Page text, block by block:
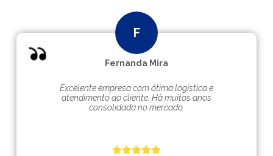
Fernanda Mira
Excelente empresa com ótima logística e
atendimento ao cliente. Hà muitos anos
consolidada no mercado.